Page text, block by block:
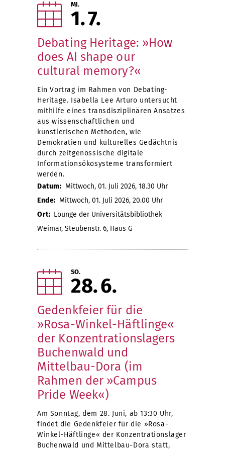
MI.
1 7
Debating Heritage: »How
does AI shape our
cultural memory?«
Ein Vortrag im Rahmen von Debating-
Heritage. Isabella Lee Arturo untersucht
mithilfe eines transdisziplinären Ansatzes
aus wissenschaftlichen und
künstlerischen Methoden, wie
Demokratien und kulturelles Gedächtnis
durch zeitgenössische digitale
Informationsökosysteme transformiert
werden.
Datum: Mittwoch, 01. Juli 2026, 18.30 Uhr
Ende: Mittwoch, 01. Juli 2026, 20.00 Uhr
Ort: Lounge der Universitätsbibliothek
Weimar, Steubenstr. 6, Haus G
SO.
28 6
Gedenkfeier für die
»Rosa-Winkel-Häftlinge«
der Konzentrationslagers
Buchenwald und
Mittelbau-Dora (im
Rahmen der »Campus
Pride Week«)
Am Sonntag, dem 28. Juni, ab 13:30 Uhr,
findet die Gedenkfeier für die »Rosa-
Winkel-Häftlinge« der Konzentrationslager
Buchenwald und Mittelbau-Dora statt,